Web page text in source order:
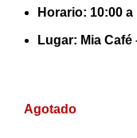
Horario: 10:00
Lugar: Mia
Agotado